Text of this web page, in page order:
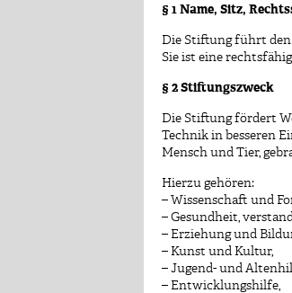
§ 1 Name, Sitz,
Die Stiftung führt den
Sie ist eine
§ 2 Stiftungszweck
Die Stiftung fördert
Technik in besseren
Mensch und Tier,
Hierzu gehören:
– Wissenschaft und
– Gesundheit,
– Erziehung und
– Kunst und Kultur,
– Jugend- und
– Entwicklungshilfe,